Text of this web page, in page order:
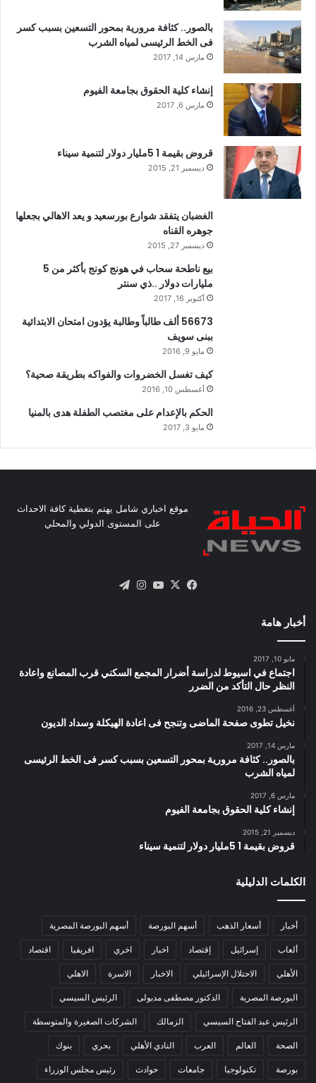
بالصور.. كثافة مرورية بمحور التسعين بسبب كسر
فى الخط الرئيسى لمياه الشرب
مارس 14, 2017
إنشاء كلية الحقوق بجامعة الفيوم
مارس 6, 2017
قروض بقيمة 1 5مليار دولار لتنمية سيناء
ديسمبر 21, 2015
الغضبان يتفقد شوارع بورسعيد و يعد الاهالي بجعلها
جوهره القناه
ديسمبر 27, 2015
بيع ناطحة سحاب في هونج كونج بأكثر من 5
مليارات دولار ..ذي سنتر
أكتوبر 16, 2017
56673 ألف طالباً وطالبة يؤدون امتحان الابتدائية
ببنى سويف
مايو 9, 2016
كيف تغسل الخضروات والفواكه بطريقة صحية؟
أغسطس 10, 2016
الحكم بالإعدام على مغتصب الطفلة هدى بالمنيا
مايو 3, 2017
موقع اخباري شامل يهتم بتغطية كافة الاحداث
على المستوى الدولي والمحلي
فيسبوك
X يوتيوبانستقرام
أخبار هامة
مايو 10, 2017
اجتماع في اسيوط لدراسة أضرار المجمع السكني قرب المصانع واعادة
النظر حال التأكد من الضرر
أغسطس 23, 2016
نخيل تطوى صفحة الماضى وتنجح فى اعادة الهيكلة وسداد الديون
مارس 14, 2017
بالصور.. كثافة مرورية بمحور التسعين بسبب كسر فى الخط الرئيسى
لمياه الشرب
مارس 6, 2017
إنشاء كلية الحقوق بجامعة الفيوم
ديسمبر 21, 2015
قروض بقيمة 1 5مليار دولار لتنمية سيناء
الكلمات الدليلية
أخبار أسعار الذهب أسهم البورصة أسهم البورصة المصرية
ألعاب إسرائيل إقتصاد اخبار اخري افريقيا اقتصاد
الأهلي الاحتلال الإسرائيلي الاخبار الاسرة الاهلي
البورصة المصرية الدكتور مصطفى مدبولى الرئيس السيسي
الرئيس عبد الفتاح السيسي الزمالك الشركات الصغيرة والمتوسطة
الصحة العالم العرب النادي الأهلي بحري بنوك
بورصة تكنولوجيا جامعات حوادث رئيس مجلس الوزراء